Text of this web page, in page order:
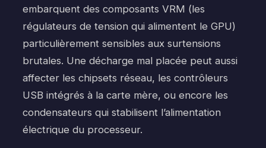
embarquent des composants VRM (les
régulateurs de tension qui alimentent le GPU)
particulièrement sensibles aux surtensions
brutales. Une décharge mal placée peut aussi
affecter les chipsets réseau, les contrôleurs
USB intégrés à la carte mère, ou encore les
condensateurs qui stabilisent l’alimentation
électrique du processeur.